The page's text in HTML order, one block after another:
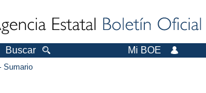
Buscar Mi BOE
Sumario